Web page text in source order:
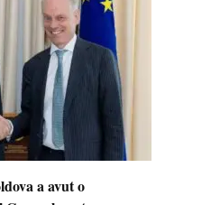
reguli pentru piața
lege, aprobat în